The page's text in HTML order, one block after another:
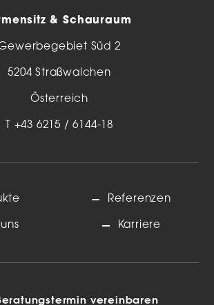
& Schauraum
Süd 2
5204 Straßwalchen
Österreich
T +43 6215 / 6144-18
Referenzen
Karriere
vereinbaren